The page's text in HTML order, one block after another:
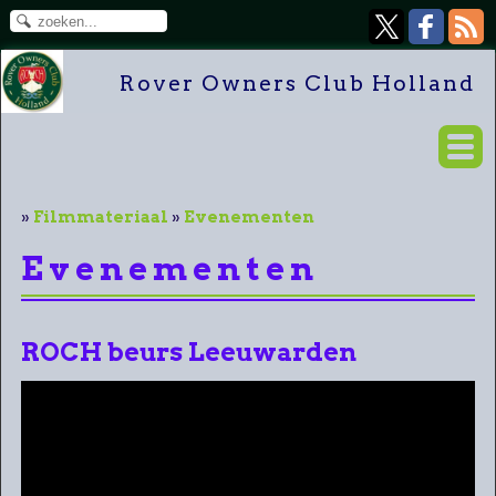
Rover Owners Club Holland
» Filmmateriaal » Evenementen
Evenementen
ROCH beurs Leeuwarden